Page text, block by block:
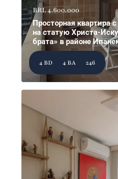
BRL 4.600.000
Просторная квартира
на статую Христа-
брата» в районе
4 BD 4 BA 246